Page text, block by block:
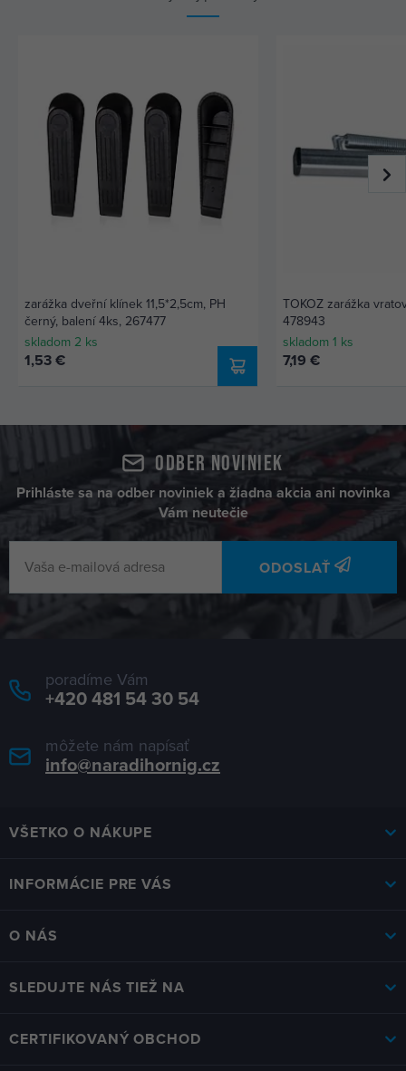
zarážka dveřní klínek 11,5*2,5cm, PH
černý, balení 4ks, 267477
skladom 2 ks
1,53 €
TOKOZ zarážka
478943
skladom 1 ks
7,19 €
Odber noviniek
Prihláste sa na odber noviniek a žiadna akcia ani novinka
Vám neutečie
ODOSLAŤ
poradíme Vám
+420 481 54 30 54
môžete nám napísať
info@naradihornig.cz
VŠETKO O NÁKUPE
INFORMÁCIE PRE VÁS
O NÁS
SLEDUJTE NÁS TIEŽ NA
CERTIFIKOVANÝ OBCHOD